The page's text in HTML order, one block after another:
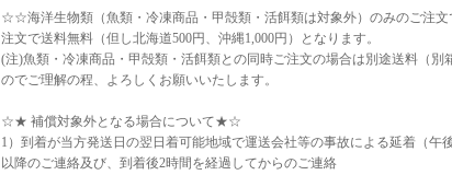
☆☆海洋生物類（魚類・冷凍商品・甲殻類・活餌類は対象外）のみのご注文
注文で送料無料（但し北海道500円、沖縄1,000円）となります。
(注)魚類・冷凍商品・甲殻類・活餌類との同時ご注文の場合は別途送料（別
のでご理解の程、よろしくお願いいたします。
☆★ 補償対象外となる場合について★☆
1）到着が当方発送日の翌日着可能地域で運送会社等の事故による延着（午
以降のご連絡及び、到着後2時間を経過してからのご連絡